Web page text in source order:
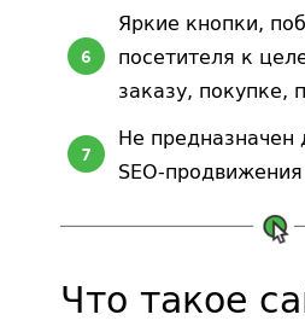
Яркие кнопки,
посетителя к
заказу, покупке,
Не
SEO-продвижения
Что такое